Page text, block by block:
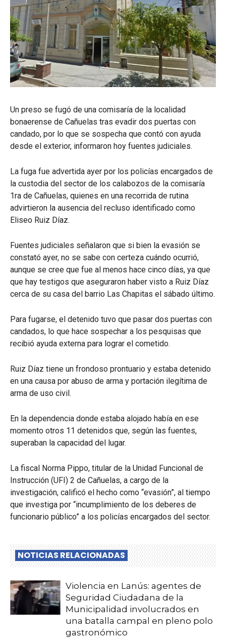
Un preso se fugó de una comisaría de la localidad
bonaerense de Cañuelas tras evadir dos puertas con
candado, por lo que se sospecha que contó con ayuda
desde el exterior, informaron hoy fuentes judiciales.
La fuga fue advertida ayer por los policías encargados de
la custodia del sector de los calabozos de la comisaría
1ra de Cañuelas, quienes en una recorrida de rutina
advirtieron la ausencia del recluso identificado como
Eliseo Ruiz Díaz.
Fuentes judiciales señalaron que si bien la evasión se
constató ayer, no se sabe con certeza cuándo ocurrió,
aunque se cree que fue al menos hace cinco días, ya que
que hay testigos que aseguraron haber visto a Ruiz Díaz
cerca de su casa del barrio Las Chapitas el sábado último.
Para fugarse, el detenido tuvo que pasar dos puertas con
candados, lo que hace sospechar a los pesquisas que
recibió ayuda externa para lograr el cometido.
Ruiz Díaz tiene un frondoso prontuario y estaba detenido
en una causa por abuso de arma y portación ilegítima de
arma de uso civil.
En la dependencia donde estaba alojado había en ese
momento otros 11 detenidos que, según las fuentes,
superaban la capacidad del lugar.
La fiscal Norma Pippo, titular de la Unidad Funcional de
Instrucción (UFI) 2 de Cañuelas, a cargo de la
investigación, calificó el hecho como “evasión”, al tiempo
que investiga por “incumplimiento de los deberes de
funcionario público” a los policías encargados del sector.
NOTICIAS RELACIONADAS
Violencia en Lanús: agentes de
Seguridad Ciudadana de la
Municipalidad involucrados en
una batalla campal en pleno polo
gastronómico